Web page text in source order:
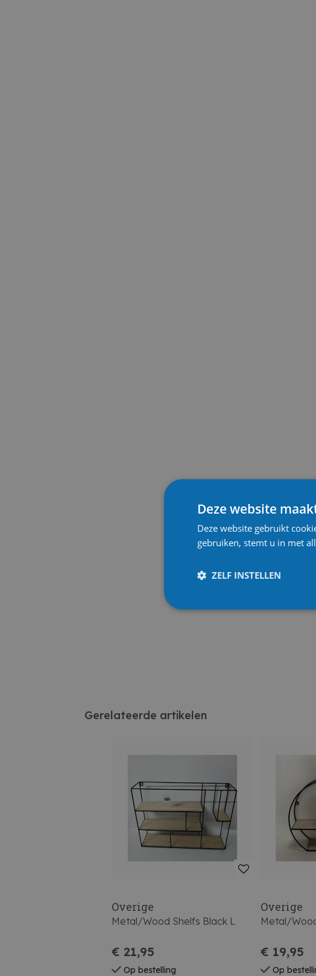
Gerelateerde artikelen
Overige
Metal/Wood Shelfs Black L
€ 21,95
Op bestelling
Overige
Metal/
€ 19,95
Op
Deze website
Deze website gebruikt
gebruiken, stemt u in met
ZELF INSTELLEN